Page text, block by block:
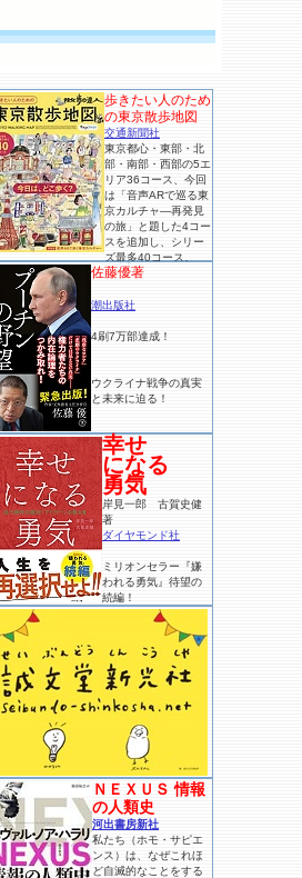
歩きたい人のため
の東京散歩地図
交通新聞社
東京都心・東部・北
部・南部・西部の5エ
リア36コース、今回
は「音声ARで巡る東
京カルチャ―再発見
の旅」と題した4コー
スを追加し、シリー
ズ最多40コース。
佐藤優著
潮出版社
4刷7万部達成！
ウクライナ戦争の真実
と未来に迫る！
幸せ
になる
勇気
岸見一郎 古賀史健
著
ダイヤモンド社
ミリオンセラー『嫌
われる勇気』待望の
続編！
ＮＥＸＵＳ 情報
の人類史
河出書房新社
私たち（ホモ・サピエ
ンス）は、なぜこれほ
ど自滅的なことをする